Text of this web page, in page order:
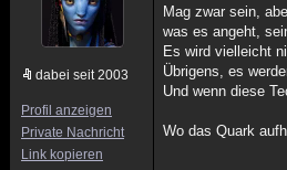
dabei seit 2003
Profil anzeigen
Private Nachricht
Link kopieren
Mag zwar sein,
was es angeht,
Es wird vielleicht
Übrigens, es
Und wenn diese
Wo das Quark